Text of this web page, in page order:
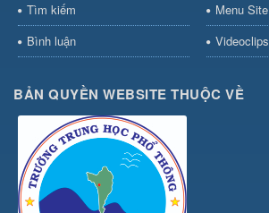
Tìm kiếm
Menu Site
Bình luận
Videoclips
BẢN QUYỀN WEBSITE THUỘC VỀ